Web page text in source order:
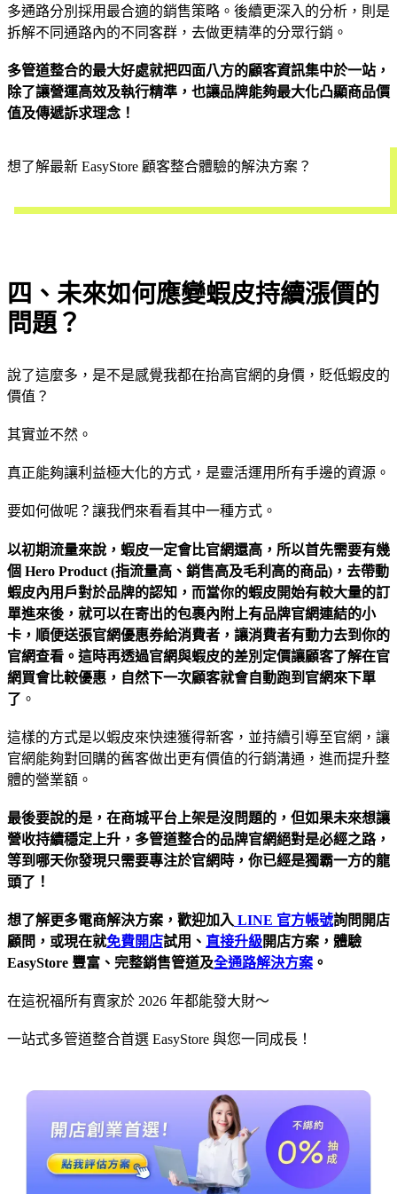
多通路分別採用最合適的銷售策略。後續更深入的分析，則是
拆解不同通路內的不同客群，去做更精準的分眾行銷。
多管道整合的最大好處就把四面八方的顧客資訊集中於一站，
除了讓營運高效及執行精準，也讓品牌能夠最大化凸顯商品價
值及傳遞訴求理念！
想了解最新 EasyStore 顧客整合體驗的解決方案？
四、未來如何應變蝦皮持續漲價的
問題？
說了這麼多，是不是感覺我都在抬高官網的身價，貶低蝦皮的
價值？
其實並不然。
真正能夠讓利益極大化的方式，是靈活運用所有手邊的資源。
要如何做呢？讓我們來看看其中一種方式。
以初期流量來說，蝦皮一定會比官網還高，所以首先需要有幾
個 Hero Product (指流量高、銷售高及毛利高的商品)，去帶動
蝦皮內用戶對於品牌的認知，而當你的蝦皮開始有較大量的訂
單進來後，就可以在寄出的包裹內附上有品牌官網連結的小
卡，順便送張官網優惠券給消費者，讓消費者有動力去到你的
官網查看。這時再透過官網與蝦皮的差別定價讓顧客了解在官
網買會比較優惠，自然下一次顧客就會自動跑到官網來下單
了 。
這樣的方式是以蝦皮來快速獲得新客，並持續引導至官網，讓
官網能夠對回購的舊客做出更有價值的行銷溝通，進而提升整
體的營業額。
最後要說的是，在商城平台上架是沒問題的，但如果未來想讓
營收持續穩定上升，多管道整合的品牌官網絕對是必經之路，
等到哪天你發現只需要專注於官網時，你已經是獨霸一方的龍
頭了！
想了解更多電商解決方案，歡迎加入 LINE 官方帳號詢問開店
顧問，或現在就免費開店試用、 直接升級開店方案，體驗
EasyStore 豐富、完整銷售管道及全通路解決方案 。
在這祝福所有賣家於 2026 年都能發大財～
一站式多管道整合首選 EasyStore 與您一同成長！